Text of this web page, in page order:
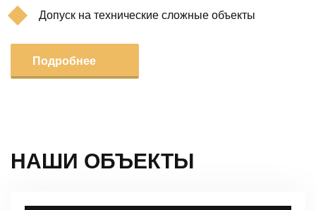
Допуск на технические сложные объекты
Подробнее
НАШИ ОБЪЕКТЫ